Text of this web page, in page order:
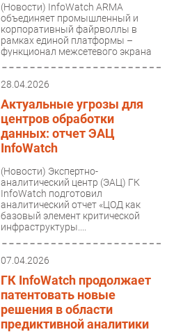
(Новости) InfoWatch ARMA
объединяет промышленный и
корпоративный файрволлы в
рамках единой платформы –
функционал межсетевого экрана
28.04.2026
Актуальные угрозы для
центров обработки
данных: отчет ЭАЦ
InfoWatch
(Новости) Экспертно-
аналитический центр (ЭАЦ) ГК
InfoWatch подготовил
аналитический отчет «ЦОД как
базовый элемент критической
инфраструктуры....
07.04.2026
ГК InfoWatch продолжает
патентовать новые
решения в области
предиктивной аналитики